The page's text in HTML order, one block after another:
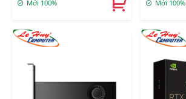
Mới 100% Mới 100%